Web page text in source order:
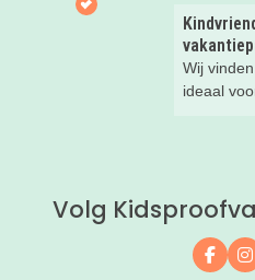
het
Nederland
Wij
ideaal
Volg
Volg